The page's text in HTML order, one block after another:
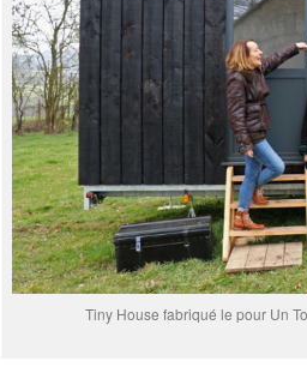
Tiny House fabriqué le pour Un